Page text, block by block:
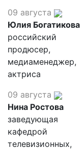
09 августа
Юлия Богатикова
российский
продюсер,
медиаменеджер,
актриса
09 августа
Нина Ростова
заведующая
кафедрой
телевизионных,